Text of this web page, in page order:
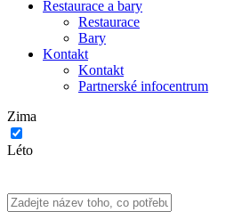
Restaurace a bary
Restaurace
Bary
Kontakt
Kontakt
Partnerské infocentrum
Zima
Léto